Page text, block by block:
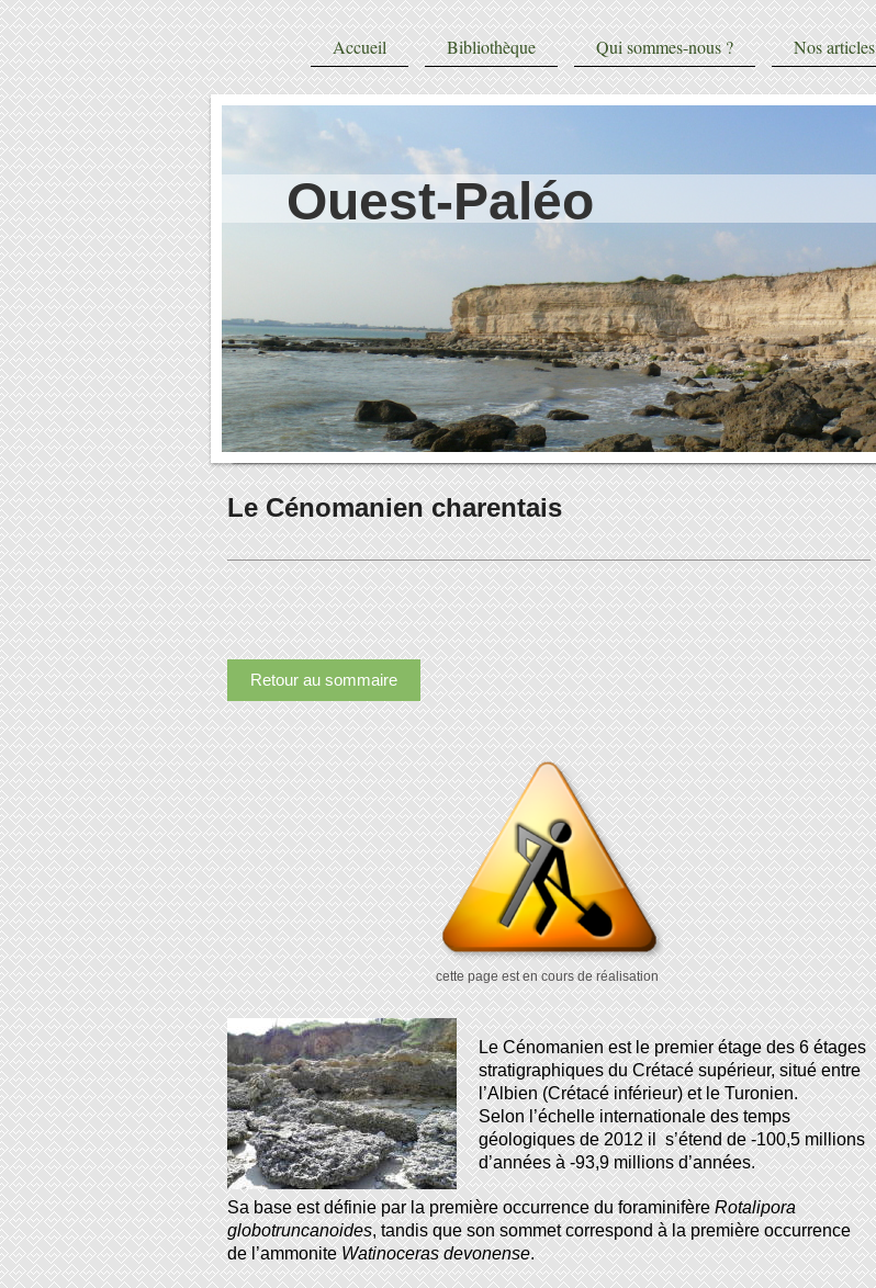
Accueil Bibliothèque Qui sommes-nous ? Nos articles
Ouest-Paléo
Le Cénomanien charentais
Retour au sommaire
cette page est en cours de réalisation
Le Cénomanien est le premier étage des 6 étages
stratigraphiques du Crétacé supérieur, situé entre
l’Albien (Crétacé inférieur) et le Turonien.
Selon l’échelle internationale des temps
géologiques de 2012 il s’étend de -100,5 millions
d’années à -93,9 millions d’années.
Sa base est définie par la première occurrence du foraminifèreRotalipora
globotruncanoides, tandis que son sommet correspond à la première occurrence
de l’ammoniteWatinoceras devonense.